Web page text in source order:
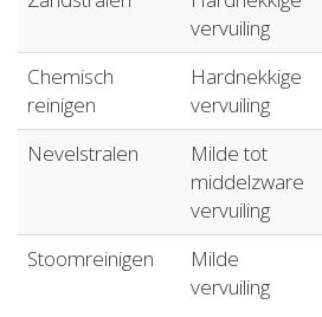
vervuiling
Chemisch
reinigen
Hardnekkige
vervuiling
Nevelstralen
Milde tot
middelzware
vervuiling
Stoomreinigen
Milde
vervuiling